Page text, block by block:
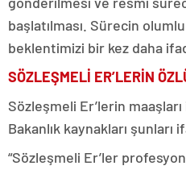
başlatılması. Sürecin
beklentimizi bir kez daha
SÖZLEŞMELİ ER’LERİN
Sözleşmeli Er’lerin
Bakanlık kaynakları şunları
“Sözleşmeli Er’ler